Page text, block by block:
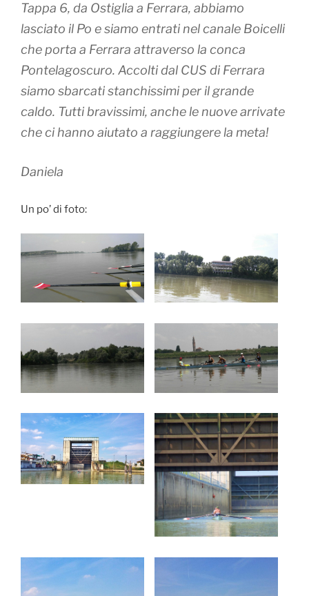
Tappa 6, da Ostiglia a Ferrara, abbiamo
lasciato il Po e siamo entrati nel canale Boicelli
che porta a Ferrara attraverso la conca
Pontelagoscuro. Accolti dal CUS di Ferrara
siamo sbarcati stanchissimi per il grande
caldo. Tutti bravissimi, anche le nuove arrivate
che ci hanno aiutato a raggiungere la meta!
Daniela
Un po’ di foto: